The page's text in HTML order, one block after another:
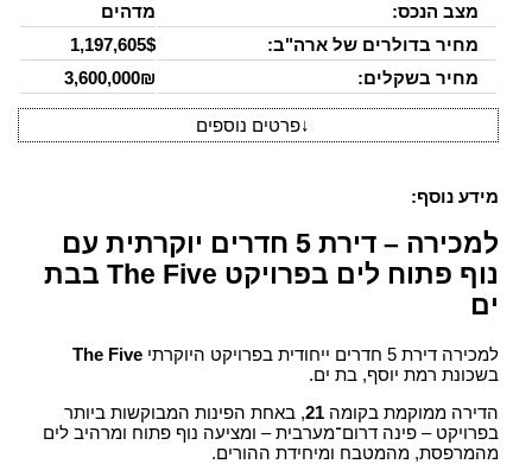
מצב הנכס:
מדהים
מחיר בדולרים של ארה"ב:
1,197,605$
מחיר בשקלים:
3,600,000₪
↓פרטים נוספים
מידע נוסף:
למכירה – דירת 5 חדרים יוקרתית עם
נוף פתוח לים בפרויקט The Five בבת
ים
למכירה דירת 5 חדרים ייחודית בפרויקט היוקרתי
The Five
בשכונת רמת יוסף, בת ים.
הדירה ממוקמת בקומה 21, באחת הפינות המבוקשות ביותר
בפרויקט – פינה דרום־מערבית – ומציעה נוף פתוח ומרהיב לים
מהמרפסת, מהמטבח ומיחידת ההורים.